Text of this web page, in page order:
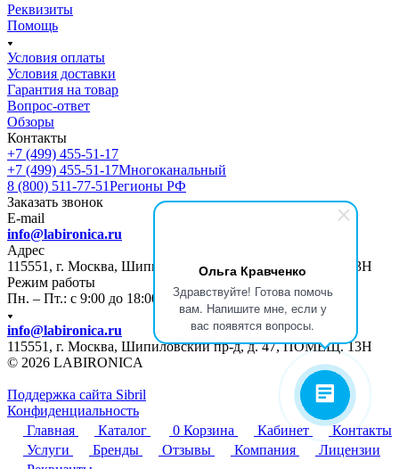
Ольга Кравченко
Здравствуйте! Готова помочь
вам. Напишите мне, если у
вас появятся вопросы.
Реквизиты
Помощь
Условия оплаты
Условия доставки
Гарантия на товар
Вопрос-ответ
Обзоры
Контакты
+7 (499) 455-51-17
+7 (499) 455-51-17Многоканальный
8 (800) 511-77-51Регионы РФ
Заказать звонок
E-mail
info@labironica.ru
Адрес
115551, г. Москва, Шипиловский пр-д, д. 47, ПОМЕЩ. 13Н
Режим работы
Пн. – Пт.: с 9:00 до 18:00
info@labironica.ru
115551, г. Москва, Шипиловский пр-д, д. 47, ПОМЕЩ. 13Н
© 2026 LABIRONICA
Поддержка сайта Sibril
Конфиденциальность
Главная
Каталог 0 Корзина Кабинет
Контакты
Услуги
Бренды Отзывы Компания
Лицензии